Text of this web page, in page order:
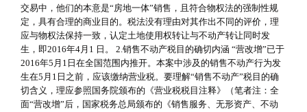
交易中，他们的本意是“房地一体”销售，且符合物权法的强制性规
定，具有合理的商业目的。税法没有理由对其作出不同的评价，理
应与物权法保持一致，认定土地使用权转让与不动产转让同时发
生，即2016年4月1 日。 2.销售不动产税目的确切内涵 “营改增”已于
2016年5月1日在全国范围内推开。本案中涉及的销售不动产行为发
生在5月1日之前，应该缴纳营业税。要理解“销售不动产”税目的确
切含义，理应参照国务院颁布的《营业税税目注释》（笔者注：全
面“营改增”后，国家税务总局颁布的《销售服务、无形资产、不动